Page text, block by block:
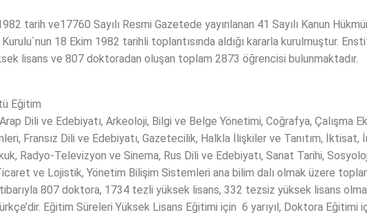
tarih ve17760 Sayılı Resmi Gazetede yayınlanan 41 Sayılı Kanun
18 Ekim 1982 tarihli toplantısında aldığı kararla kurulmuştur.
lisans ve 807 doktoradan oluşan toplam 2873 öğrencisi bulunmaktadır.
Eğitim
Dili ve Edebiyatı, Arkeoloji, Bilgi ve Belge Yönetimi, Coğrafya, Çalışma
Fransız Dili ve Edebiyatı, Gazetecilik, Halkla İlişkiler ve Tanıtım,
Radyo-Televizyon ve Sinema, Rus Dili ve Edebiyatı, Sanat Tarihi,
ve Lojistik, Yönetim Bilişim Sistemleri ana bilim dalı olmak üzere
807 doktora, 1734 tezli yüksek lisans, 332 tezsiz yüksek lisans
Eğitim Süreleri Yüksek Lisans Eğitimi için 6 yarıyıl, Doktora Eğitimi